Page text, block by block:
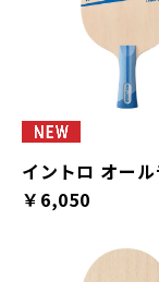
イントロ オー
￥6,050